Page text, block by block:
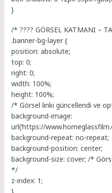
}
/* ????️ GÖRSEL KATMANI –
.banner-bg-layer {
position: absolute;
top: 0;
right: 0;
width: 100%;
height: 100%;
/* Görsel linki güncellendi ve
background-image:
url(‘https://
background-repeat: no-repeat;
background-position: center;
background-size: cover; /*
*/
z-index: 1;
}